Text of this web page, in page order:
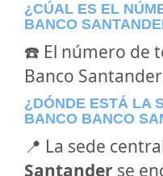
¿CÚAL ES EL
BANCO
☎️ El número de
Banco
¿DÓNDE ESTÁ LA
BANCO BANCO
📍 La sede
Santander se